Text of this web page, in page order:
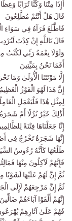
أَإِذَا مِتْنَا وَكُنَّا تُرَابًا
قَالَ هَلْ أَنْتُمْ مُطَّلِعُونَ
فَاطَّلَعَ فَرَآهُ فِي سَوَاءِ
قَالَ تَاللَّهِ إِنْ كِدْتَ
وَلَوْلَا نِعْمَةُ رَبِّي
أَفَمَا نَحْنُ بِمَيِّتِينَ
إِلَّا مَوْتَتَنَا الْأُولَىٰ وَمَا
إِنَّ هَٰذَا لَهُوَ الْفَوْزُ الْعَظِيمُ
لِمِثْلِ هَٰذَا فَلْيَعْمَلِ
أَذَٰلِكَ خَيْرٌ نُزُلًا أَمْ
إِنَّا جَعَلْنَاهَا فِتْنَةً
إِنَّهَا شَجَرَةٌ تَخْرُجُ فِي
طَلْعُهَا كَأَنَّهُ رُءُوسُ
فَإِنَّهُمْ لَآكِلُونَ مِنْهَا
ثُمَّ إِنَّ لَهُمْ عَلَيْهَا
ثُمَّ إِنَّ مَرْجِعَهُمْ لَإِلَى
إِنَّهُمْ أَلْفَوْا آبَاءَهُمْ ضَالِّينَ
فَهُمْ عَلَىٰ آثَارِهِمْ